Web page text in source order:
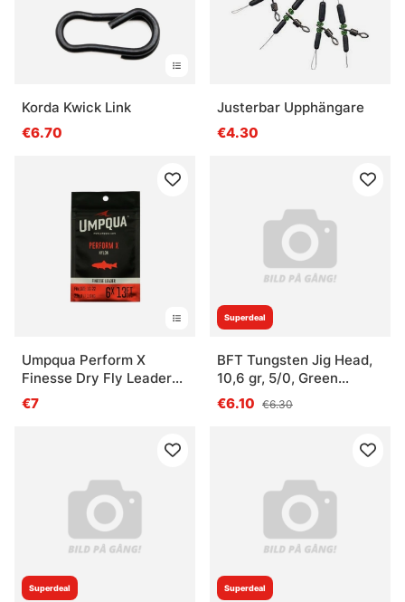
Korda Kwick Link
€6.70
Justerbar Upphängare
€4.30
Umpqua Perform X
Finesse Dry Fly Leader
13ft
€7
Superdeal
BFT Tungsten Jig Head,
10,6 gr, 5/0, Green
Pumkin
€6.10 €6.30
Superdeal Superdeal